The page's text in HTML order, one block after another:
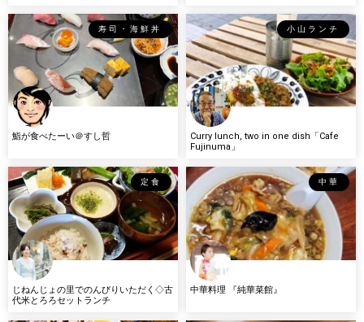
寿司・海鮮丼
鮨が食べたーい＠すし哲
小山ランチ
Curry lunch, two in one dish「Cafe
Fujinuma」
定食
じねんじょの里でのんびりいただく◇古
代米とろろセットランチ
中華
中華料理 『純華菜館』